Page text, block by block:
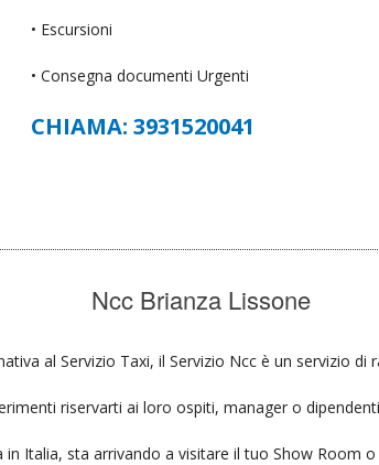
• Escursioni
• Consegna documenti Urgenti
CHIAMA: 3931520041
Ncc Brianza Lissone
al Servizio Taxi, il Servizio Ncc è un servizio di
riservarti ai loro ospiti, manager o
Italia, sta arrivando a visitare il tuo Show Room